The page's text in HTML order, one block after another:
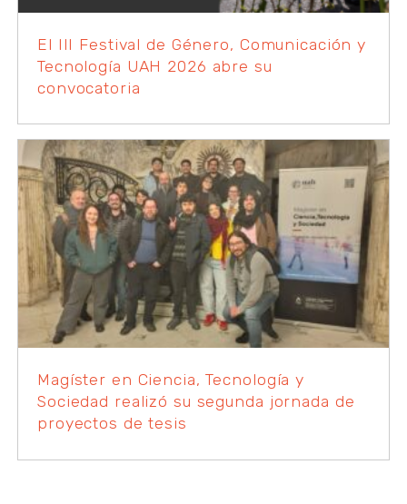
El III Festival de Género, Comunicación y
Tecnología UAH 2026 abre su
convocatoria
Magíster en Ciencia, Tecnología y
Sociedad realizó su segunda jornada de
proyectos de tesis